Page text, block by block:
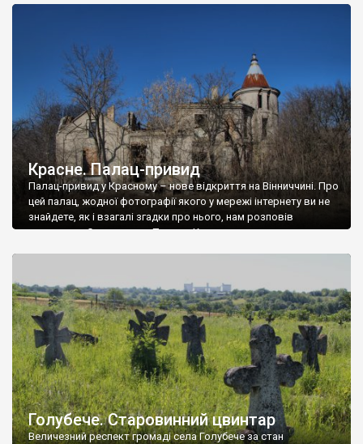
Красне. Палац-привид
Палац-привид у Красному – нове відкриття на Вінниччині. Про
цей палац, жодної фотографії якого у мережі інтернету ви не
знайдете, як і взагалі згадки про нього, нам розповів
мешканець Самгородка. Палац у Красному вразив не лише
Голубече. Старовинний цвинтар
Величезний респект громаді села Голубече за стан